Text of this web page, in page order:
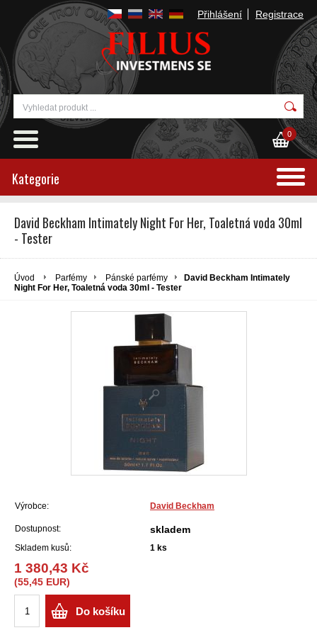
Přihlášení Registrace
0
Kategorie
David Beckham Intimately Night For Her, Toaletná voda 30ml
- Tester
Úvod Parfémy Pánské parfémy
David Beckham Intimately
Night For Her, Toaletná voda 30ml - Tester
Výrobce: David Beckham
Dostupnost: skladem
Skladem kusů: 1 ks
1 380,43 Kč
(55,45 EUR)
Do košíku